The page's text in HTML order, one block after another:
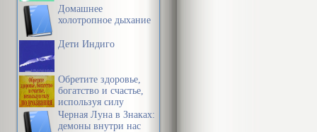
Домашнее
холотропное дыхание
Дети Индиго
Обретите здоровье,
богатство и счастье,
используя силу
подсознания
Черная Луна в Знаках:
демоны внутри нас